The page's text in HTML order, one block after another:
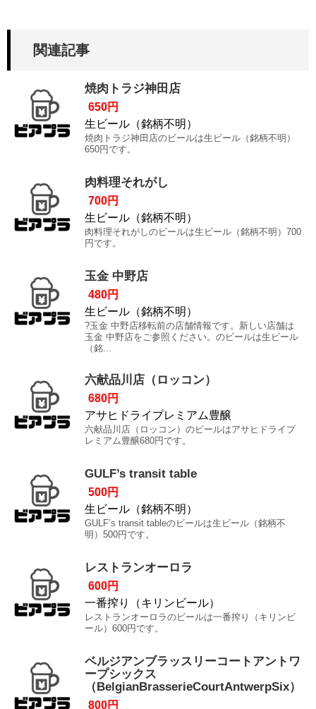
関連記事
焼肉トラジ神田店
650円
生ビール（銘柄不明）
焼肉トラジ神田店のビールは生ビール（銘柄不明）
650円です。
肉料理それがし
700円
生ビール（銘柄不明）
肉料理それがしのビールは生ビール（銘柄不明）700
円です。
玉金 中野店
480円
生ビール（銘柄不明）
?玉金 中野店移転前の店舗情報です。新しい店舗は
玉金 中野店をご参照ください。のビールは生ビール
（銘...
六献品川店（ロッコン）
680円
アサヒドライプレミアム豊醸
六献品川店（ロッコン）のビールはアサヒドライプ
レミアム豊醸680円です。
GULF’s transit table
500円
生ビール（銘柄不明）
GULF’s transit tableのビールは生ビール（銘柄不
明）500円です。
レストランオーロラ
600円
一番搾り（キリンビール）
レストランオーロラのビールは一番搾り（キリンビ
ール）600円です。
ベルジアンブラッスリーコートアントワ
ープシックス
（BelgianBrasserieCourtAntwerpSix）
800円